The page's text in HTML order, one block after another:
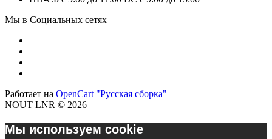
Мы в Социальных сетях
Работает на OpenCart "Русская сборка"
NOUT LNR © 2026
Мы используем cookie